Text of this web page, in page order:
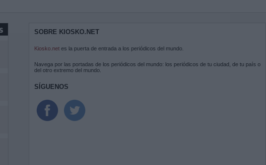
SOBRE KIOSKO.NET
Kiosko.net es la puerta de entrada a los periódicos del mundo.
Navega por las portadas de los periódicos del mundo: los periódicos de tu ciudad, de tu país o
del otro extremo del mundo.
SÍGUENOS